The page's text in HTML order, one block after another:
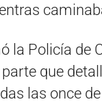
la Policía de
que
las once